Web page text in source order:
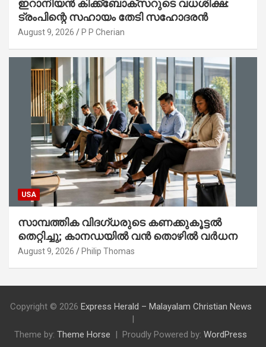
ഇറാനിയൻ കിക്ക്ബോക്സറുടെ വധശിക്ഷ:
ട്രംപിന്റെ സഹായം തേടി സഹോദരൻ
August 9, 2026 P P Cherian
USA
സാമ്പത്തിക വിദഗ്ധരുടെ കണക്കുകൂട്ടൽ
തെറ്റിച്ചു; കാനഡയിൽ വൻ തൊഴിൽ വർധന
August 9, 2026 Philip Thomas
Copyright © 2026 Express Herald – Malayalam Christian News
Theme by: Theme Horse Proudly Powered by: WordPress